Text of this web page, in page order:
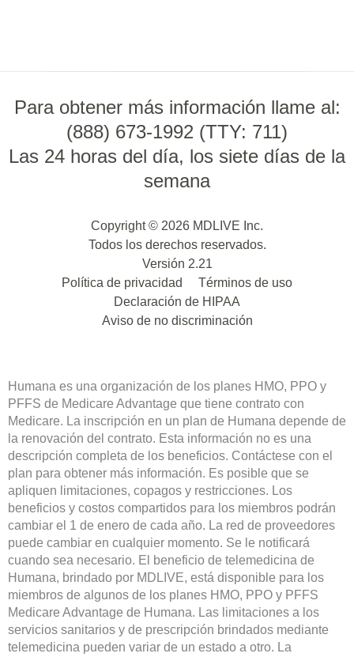
Para obtener más información llame al:
(888) 673-1992 (TTY: 711)
Las 24 horas del día, los siete días de la
semana
Copyright © 2026 MDLIVE Inc.
Todos los derechos reservados.
Versión 2.21
Política de privacidad
Términos de uso
Declaración de HIPAA
Aviso de no discriminación
Humana es una organización de los planes HMO, PPO y
PFFS de Medicare Advantage que tiene contrato con
Medicare. La inscripción en un plan de Humana depende de
la renovación del contrato. Esta información no es una
descripción completa de los beneficios. Contáctese con el
plan para obtener más información. Es posible que se
apliquen limitaciones, copagos y restricciones. Los
beneficios y costos compartidos para los miembros podrán
cambiar el 1 de enero de cada año. La red de proveedores
puede cambiar en cualquier momento. Se le notificará
cuando sea necesario. El beneficio de telemedicina de
Humana, brindado por MDLIVE, está disponible para los
miembros de algunos de los planes HMO, PPO y PFFS
Medicare Advantage de Humana. Las limitaciones a los
servicios sanitarios y de prescripción brindados mediante
telemedicina pueden variar de un estado a otro. La